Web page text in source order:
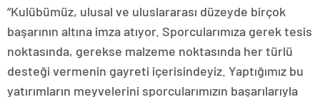
“Kulübümüz, ulusal ve uluslararası düzeyde birçok
başarının altına imza atıyor. Sporcularımıza gerek tesis
noktasında, gerekse malzeme noktasında her türlü
desteği vermenin gayreti içerisindeyiz. Yaptığımız bu
yatırımların meyvelerini sporcularımızın başarılarıyla